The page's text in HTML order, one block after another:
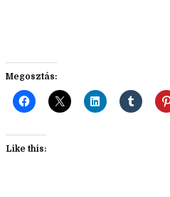
Megosztás:
Like this: